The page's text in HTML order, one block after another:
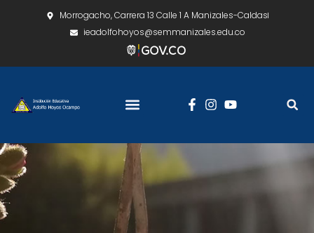
Morrogacho, Carrera 13 Calle 1 A Manizales-Caldas
ieadolfohoyos@semmanizales.edu.co